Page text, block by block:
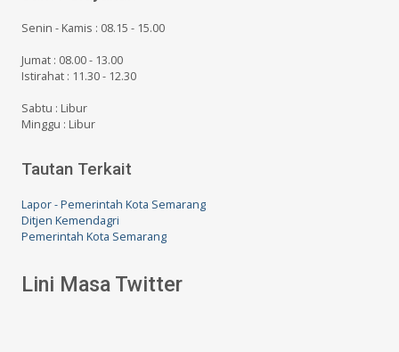
Senin - Kamis : 08.15 - 15.00
Jumat : 08.00 - 13.00
Istirahat : 11.30 - 12.30
Sabtu : Libur
Minggu : Libur
Tautan Terkait
Lapor - Pemerintah Kota Semarang
Ditjen Kemendagri
Pemerintah Kota Semarang
Lini Masa Twitter